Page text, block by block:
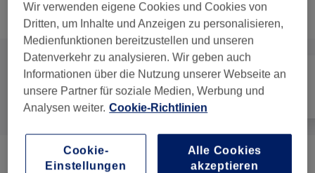
Alle Services
Alle Haarentfernung
Promo Pakete (2) ab 59 €
Wir verwenden eigene Cookies und Cookies von
Dritten, um Inhalte und Anzeigen zu personalisieren,
Medienfunktionen bereitzustellen und unseren
Datenverkehr zu analysieren. Wir geben auch
Informationen über die Nutzung unserer Webseite an
unsere Partner für soziale Medien, Werbung und
Analysen weiter. Cookie-Richtlinien
Cookie-
Einstellungen
Alle Cookies
akzeptieren